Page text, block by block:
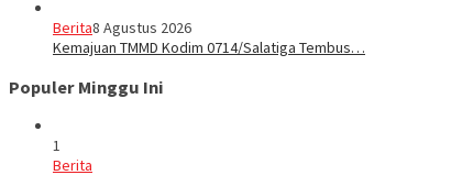
Berita8 Agustus 2026
Kemajuan TMMD Kodim 0714/Salatiga Tembus…
Populer Minggu Ini
1
Berita